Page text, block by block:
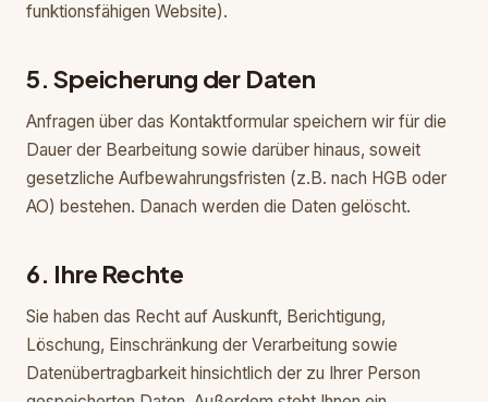
funktionsfähigen Website).
5. Speicherung der Daten
Anfragen über das Kontaktformular speichern wir für die
Dauer der Bearbeitung sowie darüber hinaus, soweit
gesetzliche Aufbewahrungsfristen (z.B. nach HGB oder
AO) bestehen. Danach werden die Daten gelöscht.
6. Ihre Rechte
Sie haben das Recht auf Auskunft, Berichtigung,
Löschung, Einschränkung der Verarbeitung sowie
Datenübertragbarkeit hinsichtlich der zu Ihrer Person